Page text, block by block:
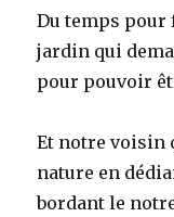
Du temps pour
jardin qui
pour pouvoir
Et notre voisin
nature en
bordant le